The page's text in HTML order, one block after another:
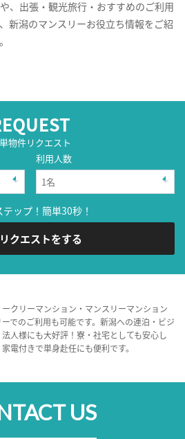
、出張・観光旅行・おすすめのご利用
新潟のマンスリーお役立ち情報をご紹
物件リクエスト
利用人数
ップ！簡単30秒！
クエストをする
クリーマンション・マンスリーマンション
でのご利用も可能です。新潟への連泊・ビジ
人様にも大好評！寮・社宅としても安心し
電付きで単身赴任にも便利です。
US